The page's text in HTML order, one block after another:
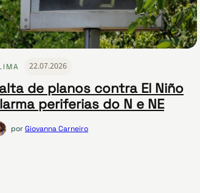
22.07.2026
de planos contra El Niño
periferias do N e NE
porGiovanna Carneiro